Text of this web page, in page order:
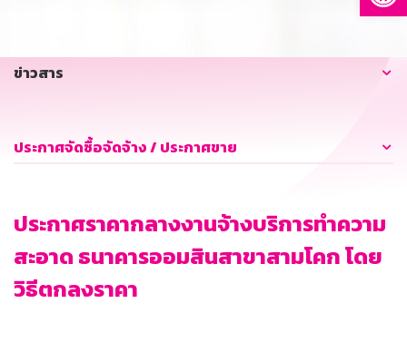
ข่าวสาร
ประกาศจัดซื้อจัดจ้าง / ประกาศขาย
ประกาศราคากลางงานจ้างบริการทำความ
สะอาด ธนาคารออมสินสาขาสามโคก โดย
วิธีตกลงราคา